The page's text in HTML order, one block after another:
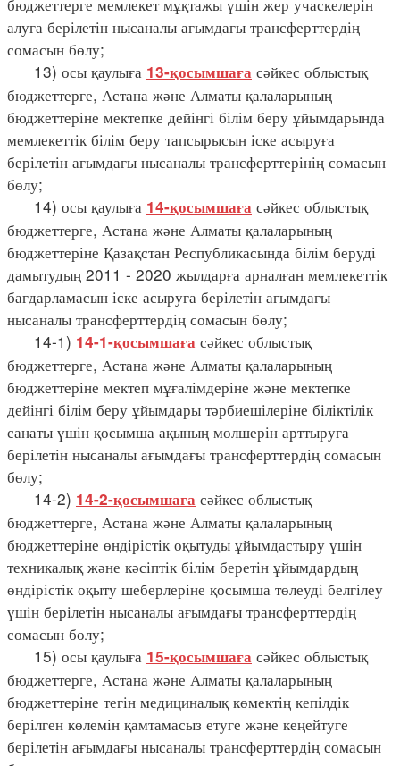
алуға берілетін нысаналы ағымдағы трансферттердің
сомасын бөлу;
13) осы қаулыға 13-қосымшаға сәйкес облыстық
бюджеттерге, Астана және Алматы қалаларының
бюджеттеріне мектепке дейінгі білім беру ұйымдарында
мемлекеттік білім беру тапсырысын іске асыруға
берілетін ағымдағы нысаналы трансферттерінің сомасын
бөлу;
14) осы қаулыға 14-қосымшаға сәйкес облыстық
бюджеттерге, Астана және Алматы қалаларының
бюджеттеріне Қазақстан Республикасында білім беруді
дамытудың 2011 - 2020 жылдарға арналған мемлекеттік
бағдарламасын іске асыруға берілетін ағымдағы
нысаналы трансферттердің сомасын бөлу;
14-1) 14-1-қосымшаға сәйкес облыстық
бюджеттерге, Астана және Алматы қалаларының
бюджеттеріне мектеп мұғалімдеріне және мектепке
дейінгі білім беру ұйымдары тәрбиешілеріне біліктілік
санаты үшін қосымша ақының мөлшерін арттыруға
берілетін нысаналы ағымдағы трансферттердің сомасын
бөлу;
14-2) 14-2-қосымшаға сәйкес облыстық
бюджеттерге, Астана және Алматы қалаларының
бюджеттеріне өндірістік оқытуды ұйымдастыру үшін
техникалық және кәсіптік білім беретін ұйымдардың
өндірістік оқыту шеберлеріне қосымша төлеуді белгілеу
үшін берілетін нысаналы ағымдағы трансферттердің
сомасын бөлу;
15) осы қаулыға 15-қосымшаға сәйкес облыстық
бюджеттерге, Астана және Алматы қалаларының
бюджеттеріне тегін медициналық көмектің кепілдік
берілген көлемін қамтамасыз етуге және кеңейтуге
берілетін ағымдағы нысаналы трансферттердің сомасын